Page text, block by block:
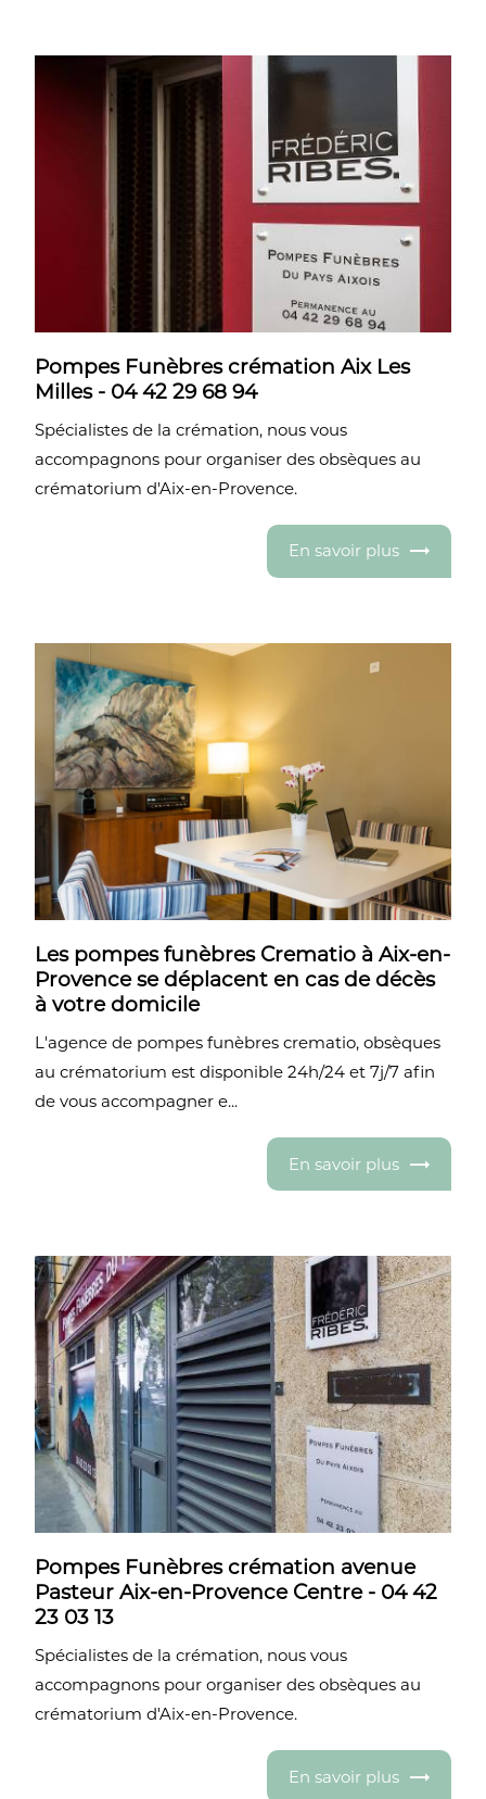
Pompes Funèbres crémation Aix Les
Milles - 04 42 29 68 94
Spécialistes de la crémation, nous vous
accompagnons pour organiser des obsèques au
crématorium d'Aix-en-Provence.
En savoir plus
Les pompes funèbres Crematio à Aix-en-
Provence se déplacent en cas de décès
à votre domicile
L'agence de pompes funèbres crematio, obsèques
au crématorium est disponible 24h/24 et 7j/7 afin
de vous accompagner e...
En savoir plus
Pompes Funèbres crémation avenue
Pasteur Aix-en-Provence Centre - 04 42
23 03 13
Spécialistes de la crémation, nous vous
accompagnons pour organiser des obsèques au
crématorium d'Aix-en-Provence.
En savoir plus